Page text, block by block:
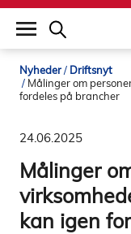
builddate: 2026-02-02
Nyheder
Driftsnyt
Målinger om
fordeles på brancher
24.06.2025
Målinger
kan igen